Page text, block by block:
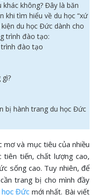
không? Đây là băn
khi tìm hiểu về du học “xứ
du học Đức dành cho
trình đào tạo:
đào tạo
bị hành trang du học Đức
và mục tiêu của nhiều
tiên tiến, chất lượng cao,
sống cao. Tuy nhiên, để
trang bị cho mình đầy
học Đức mới nhất. Bài viết